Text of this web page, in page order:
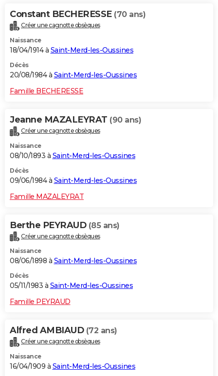
Constant BECHERESSE (70 ans)
Créer une cagnotte obsèques
Naissance
18/04/1914 à Saint-Merd-les-Oussines
Décès
20/08/1984 à Saint-Merd-les-Oussines
Famille BECHERESSE
Jeanne MAZALEYRAT (90 ans)
Créer une cagnotte obsèques
Naissance
08/10/1893 à Saint-Merd-les-Oussines
Décès
09/06/1984 à Saint-Merd-les-Oussines
Famille MAZALEYRAT
Berthe PEYRAUD (85 ans)
Créer une cagnotte obsèques
Naissance
08/06/1898 à Saint-Merd-les-Oussines
Décès
05/11/1983 à Saint-Merd-les-Oussines
Famille PEYRAUD
Alfred AMBIAUD (72 ans)
Créer une cagnotte obsèques
Naissance
16/04/1909 à Saint-Merd-les-Oussines